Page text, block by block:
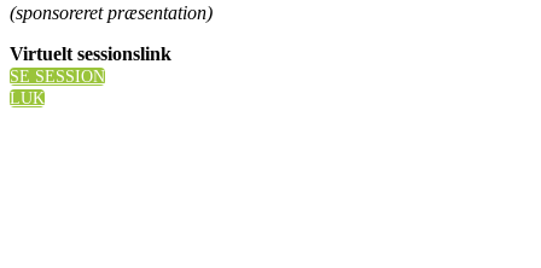
(sponsoreret præsentation)
Virtuelt sessionslink
SE SESSION
LUK